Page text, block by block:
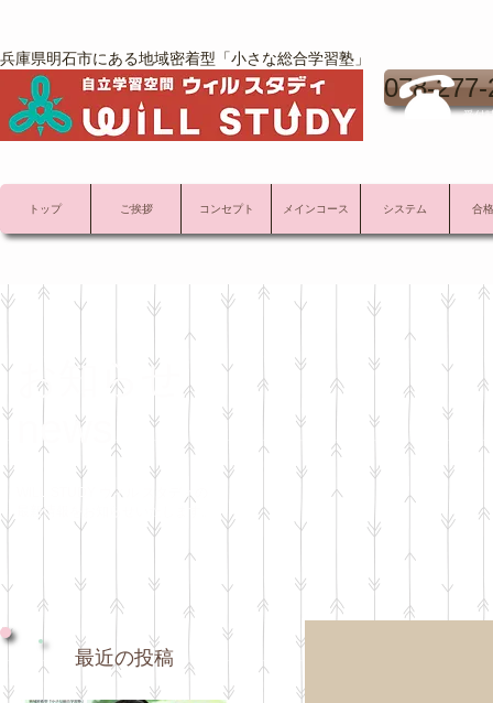
兵庫県明石市にある地域密着型「小さな総合学習塾」
078-
受付
トップ ご挨拶 コンセプト メインコース システム 合
お知らせ
news
WILL STUDY ウィル スタディの
最新情報をお知らせいたします。
最近の投稿